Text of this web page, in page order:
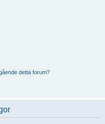
detta forum?